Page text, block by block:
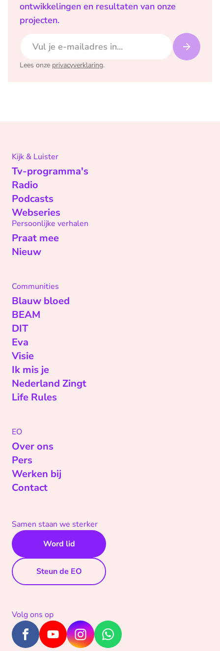
ontwikkelingen en resultaten van onze
projecten.
Lees onze privacyverklaring.
Kijk & Luister
Tv-programma's
Radio
Podcasts
Webseries
Persoonlijke verhalen
Praat mee
Nieuw
Communities
Blauw bloed
BEAM
DIT
Eva
Visie
Ik mis je
Nederland Zingt
Life Rules
EO
Over ons
Pers
Werken bij
Contact
Samen staan we sterker
Word lid
Steun de EO
Volg ons op